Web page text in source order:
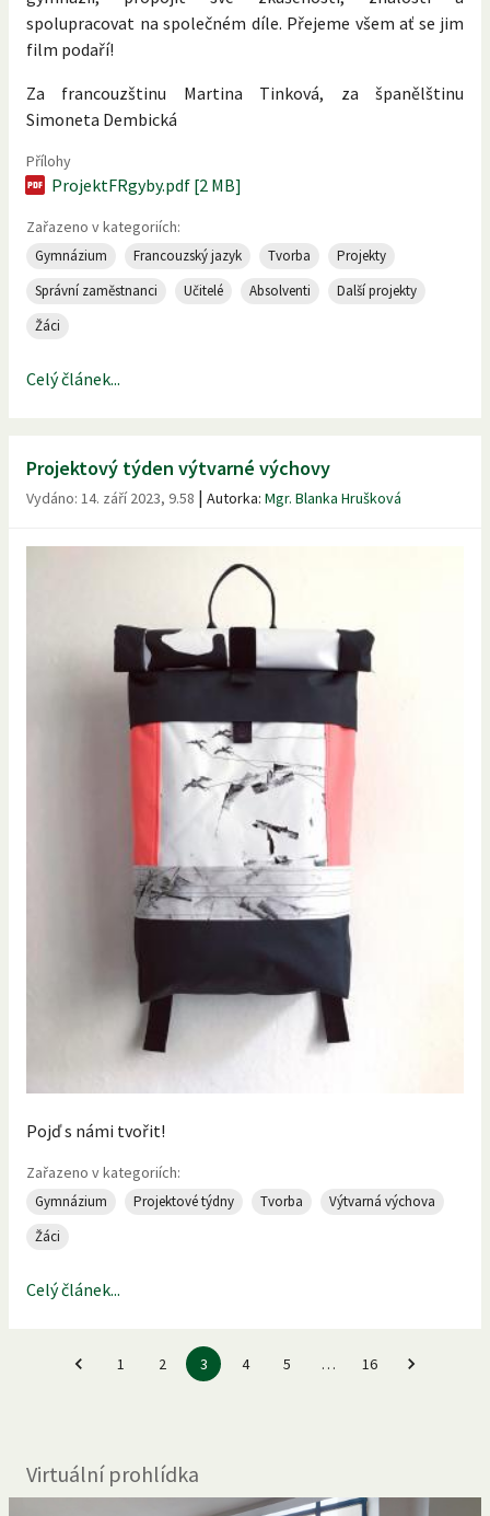
spolupracovat na společném díle. Přejeme všem ať se jim
film podaří!
Za francouzštinu Martina Tinková, za španělštinu
Simoneta Dembická
Přílohy
ProjektFRgyby.pdf [2 MB]
Zařazeno v kategoriích:
Gymnázium Francouzský jazyk Tvorba
Projekty
Správní zaměstnanci
Učitelé Absolventi
Další projekty
Žáci
Celý článek...
Projektový týden výtvarné výchovy
Vydáno: 14. září 2023, 9.58 | Autorka: Mgr. Blanka Hrušková
Pojď s námi tvořit!
Zařazeno v kategoriích:
Gymnázium Projektové týdny Tvorba
Výtvarná výchova
Žáci
Celý článek...
1 2 3 4 5 … 16
Virtuální prohlídka